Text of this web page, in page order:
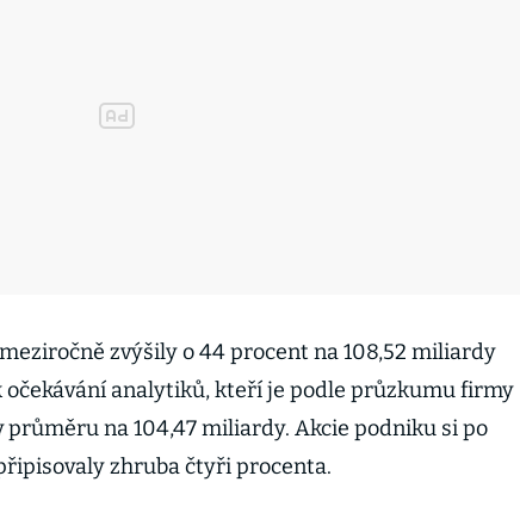
zvýšily o 44 procent na 108,52 miliardy
očekávání analytiků, kteří je podle průzkumu firmy
na 104,47 miliardy. Akcie podniku si po
zhruba čtyři procenta.